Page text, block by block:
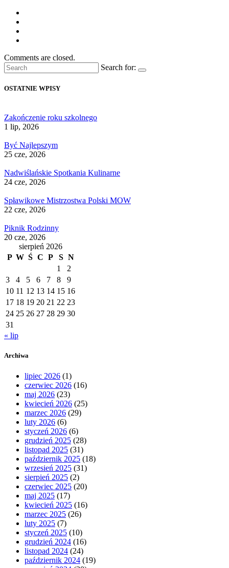
Comments are closed.
Search for:
OSTATNIE WPISY
Zakończenie roku szkolnego
1 lip, 2026
Być Najlepszym
25 cze, 2026
Nadwiślańskie Spotkania Kulinarne
24 cze, 2026
Spławikowe Mistrzostwa Polski MOW
22 cze, 2026
Piknik Rodzinny
20 cze, 2026
sierpień 2026
P W Ś C P S N
1
2
3
4 5 6 7 8
9
10 11 12 13 14 15 16
17 18 19 20 21 22 23
24 25 26 27 28 29 30
31
« lip
Archiwa
lipiec 2026 (1)
czerwiec 2026 (16)
maj 2026 (23)
kwiecień 2026 (25)
marzec 2026 (29)
luty 2026 (6)
styczeń 2026 (6)
grudzień 2025 (28)
listopad 2025 (31)
październik 2025 (18)
wrzesień 2025 (31)
sierpień 2025 (2)
czerwiec 2025 (20)
maj 2025 (17)
kwiecień 2025 (16)
marzec 2025 (26)
luty 2025 (7)
styczeń 2025 (10)
grudzień 2024 (16)
listopad 2024 (24)
październik 2024 (19)